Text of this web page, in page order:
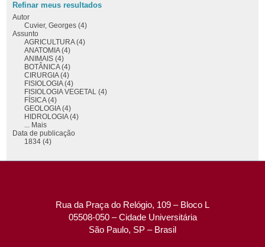
Refinar meus resultados
Autor
Cuvier, Georges (4)
Assunto
AGRICULTURA (4)
ANATOMIA (4)
ANIMAIS (4)
BOTÂNICA (4)
CIRURGIA (4)
FISIOLOGIA (4)
FISIOLOGIA VEGETAL (4)
FÍSICA (4)
GEOLOGIA (4)
HIDROLOGIA (4)
... Mais
Data de publicação
1834 (4)
Rua da Praça do Relógio, 109 – Bloco L
05508-050 – Cidade Universitária
São Paulo, SP – Brasil